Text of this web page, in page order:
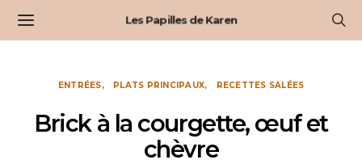
Les Papilles de Karen
ENTRÉES PLATS PRINCIPAUX RECETTES SALÉES
Brick à la courgette, œuf et
chèvre